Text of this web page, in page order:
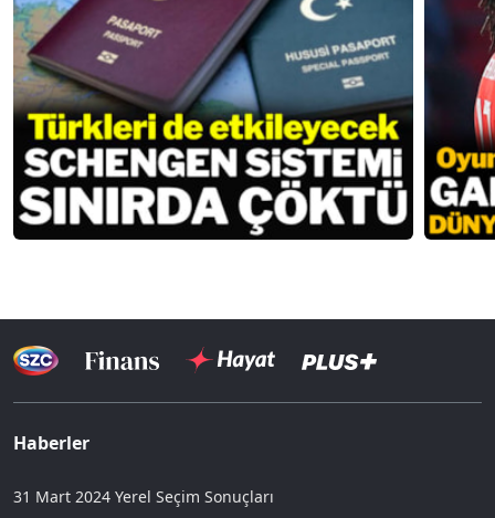
Haberler
31 Mart 2024 Yerel Seçim Sonuçları